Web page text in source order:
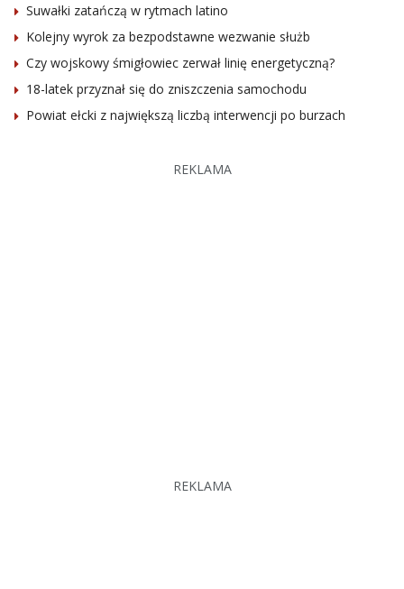
Suwałki zatańczą w rytmach latino
Kolejny wyrok za bezpodstawne wezwanie służb
Czy wojskowy śmigłowiec zerwał linię energetyczną?
18-latek przyznał się do zniszczenia samochodu
Powiat ełcki z największą liczbą interwencji po burzach
REKLAMA
REKLAMA